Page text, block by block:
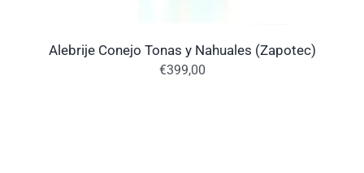
Alebrije Conejo Tonas y Nahuales (Zapotec)
€399,00